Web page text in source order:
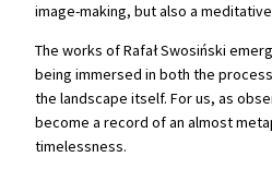
image-making, but also a
The works of Rafał Swosiński
being immersed in both the
the landscape itself. For us, as
become a record of an almost
timelessness.